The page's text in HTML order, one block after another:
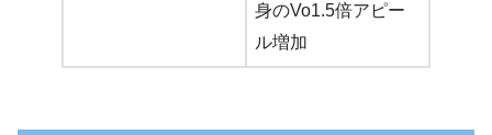
身のVo1.5倍アピー
ル増加